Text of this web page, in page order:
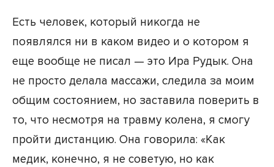
Есть человек, который никогда не
появлялся ни в каком видео и о котором я
еще вообще не писал — это Ира Рудык. Она
не просто делала массажи, следила за моим
общим состоянием, но заставила поверить в
то, что несмотря на травму колена, я смогу
пройти дистанцию. Она говорила: «Как
медик, конечно, я не советую, но как